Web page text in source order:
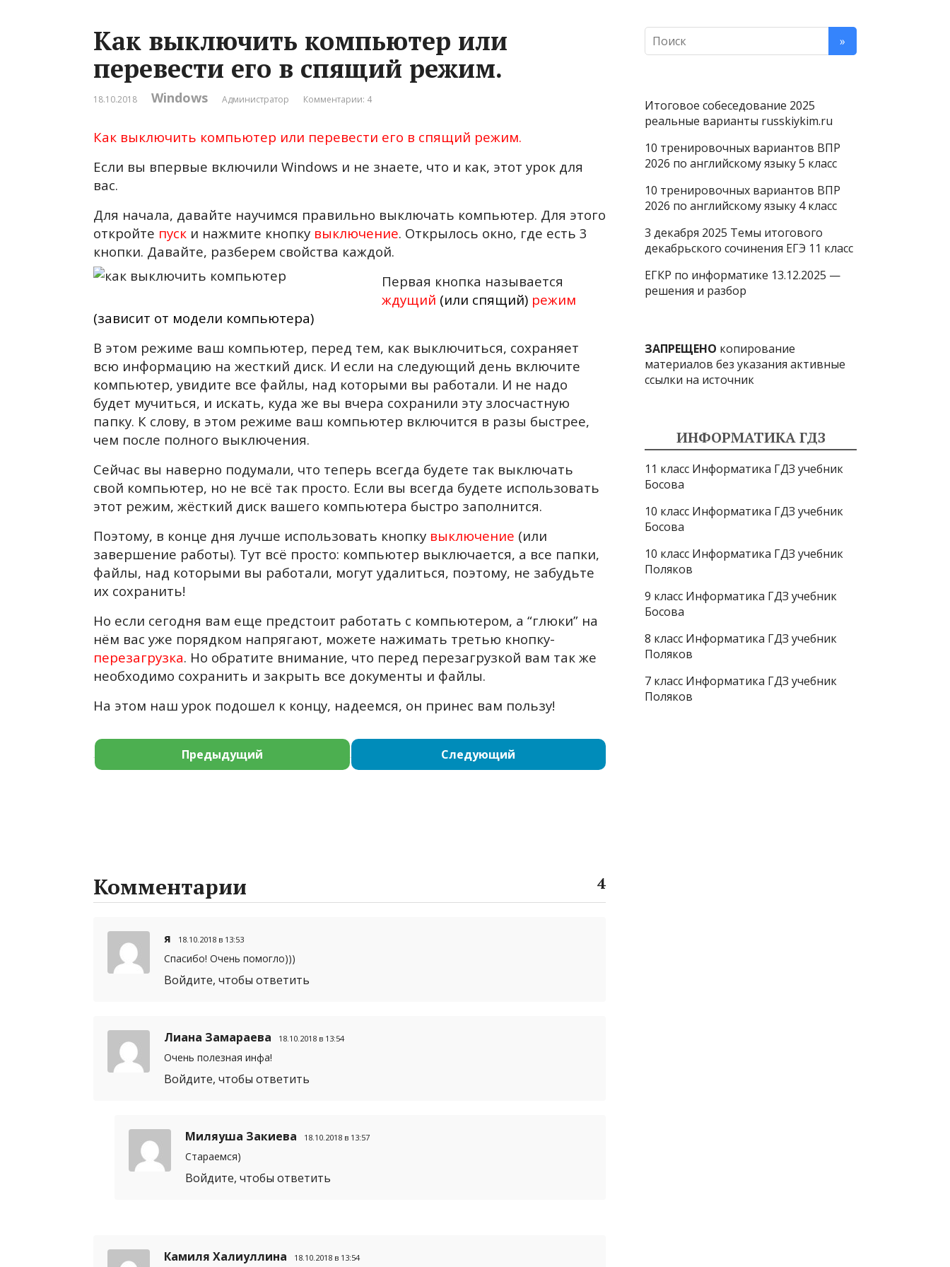
Как выключить компьютер или
перевести его в спящий режим.
18.10.2018 Windows Администратор Комментарии: 4
Как выключить компьютер или перевести его в спящий режим.
Если вы впервые включили Windows и не знаете, что и как, этот урок для
вас.
Для начала, давайте научимся правильно выключать компьютер. Для этого
откройте пуск и нажмите кнопку выключение. Открылось окно, где есть 3
кнопки. Давайте, разберем свойства каждой.
Первая кнопка называется
ждущий (или спящий) режим
(зависит от модели компьютера)
В этом режиме ваш компьютер, перед тем, как выключиться, сохраняет
всю информацию на жесткий диск. И если на следующий день включите
компьютер, увидите все файлы, над которыми вы работали. И не надо
будет мучиться, и искать, куда же вы вчера сохранили эту злосчастную
папку. К слову, в этом режиме ваш компьютер включится в разы быстрее,
чем после полного выключения.
Сейчас вы наверно подумали, что теперь всегда будете так выключать
свой компьютер, но не всё так просто. Если вы всегда будете использовать
этот режим, жёсткий диск вашего компьютера быстро заполнится.
Поэтому, в конце дня лучше использовать кнопку выключение (или
завершение работы). Тут всё просто: компьютер выключается, а все папки,
файлы, над которыми вы работали, могут удалиться, поэтому, не забудьте
их сохранить!
Но если сегодня вам еще предстоит работать с компьютером, а “глюки” на
нём вас уже порядком напрягают, можете нажимать третью кнопку-
перезагрузка. Но обратите внимание, что перед перезагрузкой вам так же
необходимо сохранить и закрыть все документы и файлы.
На этом наш урок подошел к концу, надеемся, он принес вам пользу!
Предыдущий Следующий
Комментарии 4
я 18.10.2018 в 13:53
Спасибо! Очень помогло)))
Войдите, чтобы ответить
Лиана Замараева 18.10.2018 в 13:54
Очень полезная инфа!
Войдите, чтобы ответить
Миляуша Закиева 18.10.2018 в 13:57
Стараемся)
Войдите, чтобы ответить
Камиля Халиуллина 18.10.2018 в 13:54
Итоговое собеседование 2025
реальные варианты russkiykim.ru
10 тренировочных вариантов ВПР
2026 по английскому языку 5 класс
10 тренировочных вариантов ВПР
2026 по английскому языку 4 класс
3 декабря 2025 Темы итогового
декабрьского сочинения ЕГЭ 11 класс
ЕГКР по информатике 13.12.2025 —
решения и разбор
ЗАПРЕЩЕНО копирование
материалов без указания активные
ссылки на источник
ИНФОРМАТИКА ГДЗ
11 класс Информатика ГДЗ учебник
Босова
10 класс Информатика ГДЗ учебник
Босова
10 класс Информатика ГДЗ учебник
Поляков
9 класс Информатика ГДЗ учебник
Босова
8 класс Информатика ГДЗ учебник
Поляков
7 класс Информатика ГДЗ учебник
Поляков